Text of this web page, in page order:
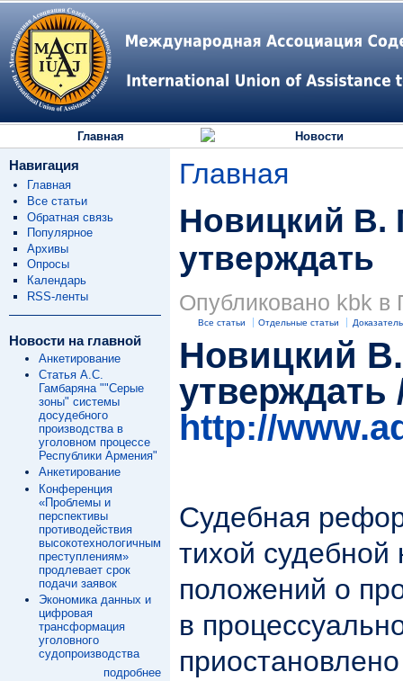
Главная Новости
Навигация
Главная
Все статьи
Обратная связь
Популярное
Архивы
Опросы
Календарь
RSS-ленты
Новости на главной
Анкетирование
Статья А.С.
Гамбаряна ""Серые
зоны" системы
досудебного
производства в
уголовном процессе
Республики Армения"
Анкетирование
Конференция
«Проблемы и
перспективы
противодействия
высокотехнологичным
преступлениям»
продлевает срок
подачи заявок
Экономика данных и
цифровая
трансформация
уголовного
судопроизводства
подробнее
Главная
Новицкий В.
утверждать
Опубликовано kbk в
Все статьи Отдельные статьи
Новицкий
утверждать
http://
Судебная
тихой
положений о
в